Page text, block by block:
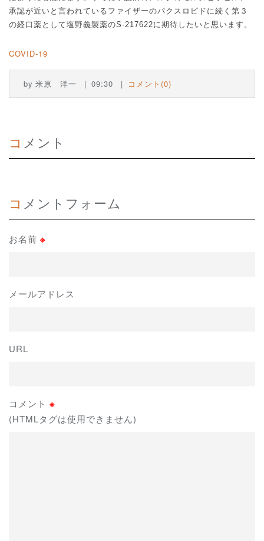
承認が近いと言われているファイザーのパクスロピドに続く第３
の経口薬として塩野義製薬のS-217622に期待したいと思います。
COVID-19
by 米原 洋一 09:30 コメント(0)
コメント
コメントフォーム
お名前 ※
メールアドレス
URL
コメント ※
(HTMLタグは使用できません)